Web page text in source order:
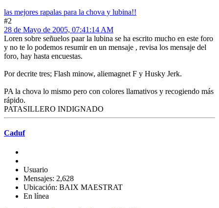
las mejores rapalas para la chova y lubina!!
#2
28 de Mayo de 2005, 07:41:14 AM
Loren sobre señuelos paar la lubina se ha escrito mucho en este foro
y no te lo podemos resumir en un mensaje , revisa los mensaje del
foro, hay hasta encuestas.
Por decrite tres; Flash minow, aliemagnet F y Husky Jerk.
PA la chova lo mismo pero con colores llamativos y recogiendo más
rápido.
PATASILLERO INDIGNADO
Caduf
Usuario
Mensajes: 2,628
Ubicación: BAIX MAESTRAT
En línea